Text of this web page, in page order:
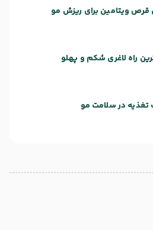
قرص ویتامین برای ریزش مو
راه لاغری شکم و پهلو
در سلامت مو